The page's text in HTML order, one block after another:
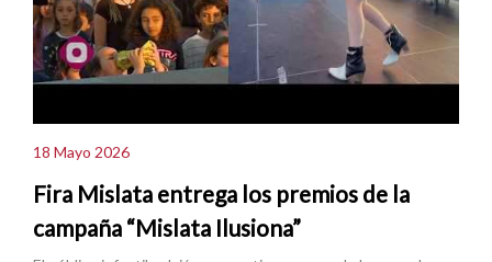
18 Mayo 2026
Fira Mislata entrega los premios de la
campaña “Mislata Ilusiona”